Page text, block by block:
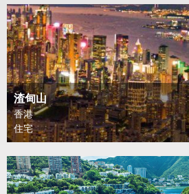
渣甸山
香港
住宅